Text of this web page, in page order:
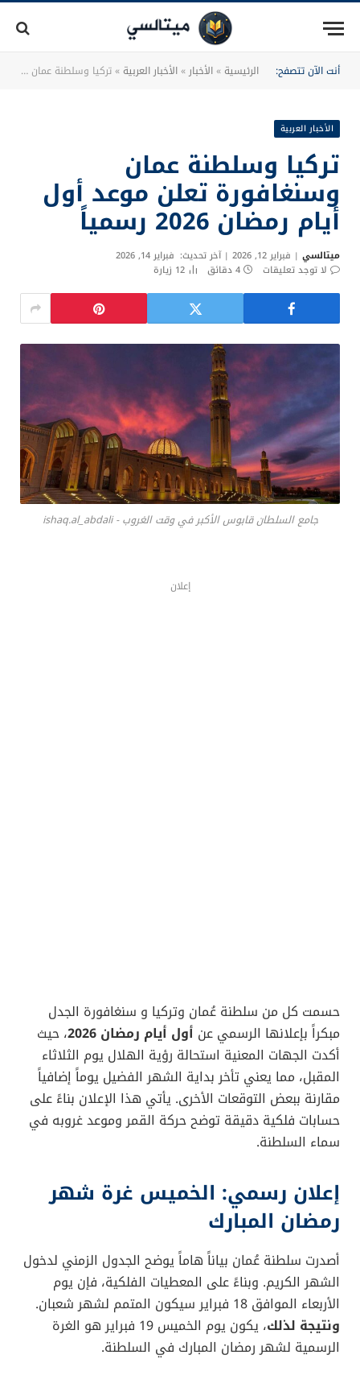
أنت الآن تتصفح: الرئيسية»الأخبار »الأخبار العربية»تركيا وسلطنة عمان وسنغافورة تعلن موعد أول أيام رمضان 2026 رسمياً
الأخبار العربية
تركيا وسلطنة عمان
وسنغافورة تعلن موعد أول
أيام رمضان 2026 رسمياً
ميتالسي فبراير 12, 2026 آخر تحديث: فبراير 14, 2026
لا توجد تعليقات
4 دقائق 12 زيارة
جامع السلطان قابوس الأكبر في وقت الغروب - ishaq.al_abdali
إعلان
حسمت كل من سلطنة عُمان وتركيا و سنغافورة الجدل
مبكراً بإعلانها الرسمي عن أول أيام رمضان 2026
، حيث
أكدت الجهات المعنية استحالة رؤية الهلال يوم الثلاثاء
المقبل، مما يعني تأخر بداية الشهر الفضيل يوماً إضافياً
مقارنة ببعض التوقعات الأخرى. يأتي هذا الإعلان بناءً على
حسابات فلكية دقيقة توضح حركة القمر وموعد غروبه في
سماء السلطنة.
إعلان رسمي: الخميس غرة شهر
رمضان المبارك
أصدرت سلطنة عُمان بياناً هاماً يوضح الجدول الزمني لدخول
الشهر الكريم. وبناءً على المعطيات الفلكية، فإن يوم
الأربعاء الموافق 18 فبراير سيكون المتمم لشهر شعبان.
ونتيجة لذلك
، يكون يوم الخميس 19 فبراير هو الغرة
الرسمية لشهر رمضان المبارك في السلطنة.